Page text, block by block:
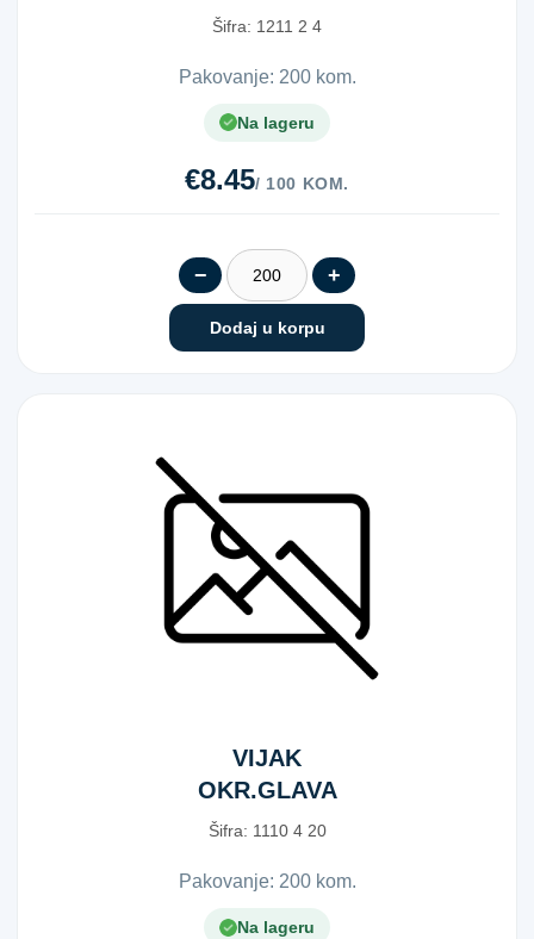
POC. 2X4
Šifra: 1​2​1​1​ ​2​ ​4​
Pakovanje: 200 kom.
Na lageru
€8.45/ 100 KOM.
− +
Dodaj u korpu
VIJAK
OKR.GLAVA
POC. 4 X 20
Šifra: 1​1​1​0​ ​4​ ​2​0​
Pakovanje: 200 kom.
Na lageru